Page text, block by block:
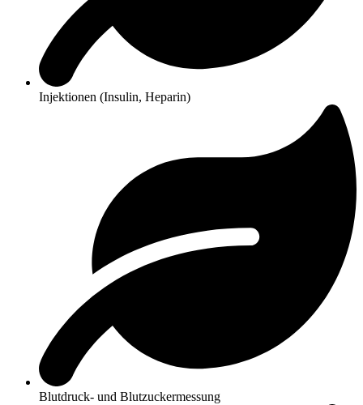
Injektionen (Insulin, Heparin)
Blutdruck- und Blutzuckermessung